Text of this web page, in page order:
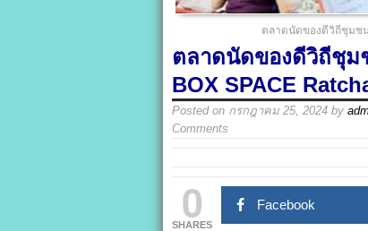
ตลาดนัดของดีวิถีชุมชน
ตลาดนัดของดีวิถีชุม
BOX SPACE
Posted on กรกฎาคม 25, 2024 by
Comments
0
SHARES
Facebook